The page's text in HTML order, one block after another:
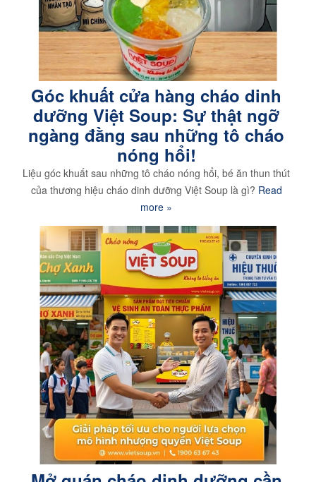
Góc khuất cửa hàng cháo dinh
dưỡng Việt Soup: Sự thật ngỡ
ngàng đằng sau những tô cháo
nóng hổi!
Liệu góc khuất sau những tô cháo nóng hổi, bé ăn thun thút
của thương hiệu cháo dinh dưỡng Việt Soup là gì? Read
more »